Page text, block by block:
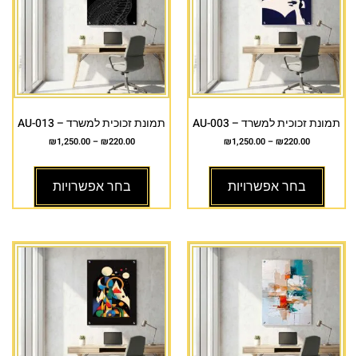
תמונת זכוכית למשרד – AU-003
₪220.00
–
₪1,250.00
בחר אפשרויות
תמונת זכוכית למשרד – AU-013
₪220.00
–
₪1,250.00
בחר אפשרויות